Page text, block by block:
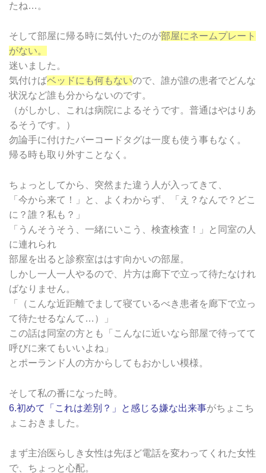
たね…。
そして部屋に帰る時に気付いたのが部屋にネームプレート
がない。
迷いました。
気付けばベッドにも何もないので、誰が誰の患者でどんな
状況など誰も分からないのです。
（がしかし、これは病院によるそうです。普通はやはりあ
るそうです。）
勿論手に付けたバーコードタグは一度も使う事もなく。
帰る時も取り外すことなく。
ちょっとしてから、突然また違う人が入ってきて、
「今から来て！」と、よくわからず、「え？なんで？どこ
に？誰？私も？」
「うんそうそう、一緒にいこう、検査検査！」と同室の人
に連れられ
部屋を出ると診察室ははす向かいの部屋。
しかし一人一人やるので、片方は廊下で立って待たなけれ
ばなりません。
「（こんな近距離でまして寝ているべき患者を廊下で立っ
て待たせるなんて…）」
この話は同室の方とも「こんなに近いなら部屋で待ってて
呼びに来てもいいよね」
とポーランド人の方からしてもおかしい模様。
そして私の番になった時。
6.初めて「これは差別？」と感じる嫌な出来事がちょこち
ょこおきました。
まず主治医らしき女性は先ほど電話を変わってくれた女性
で、ちょっと心配。